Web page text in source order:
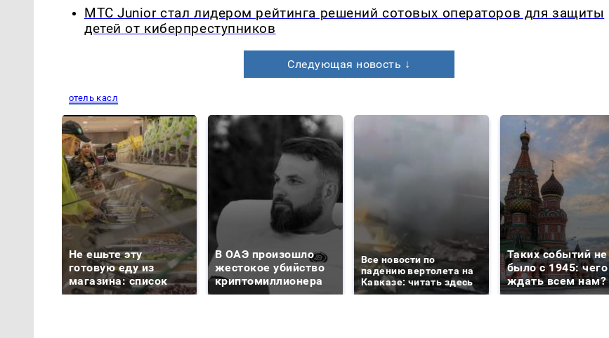
МТС Junior стал лидером рейтинга решений сотовых операторов для защиты
детей от киберпреступников
Следующая новость ↓
отель касл
Не ешьте эту
готовую еду из
магазина: список
В ОАЭ произошло
жестокое убийство
криптомиллионера
Все новости по
падению вертолета на
Кавказе: читать здесь
Таких событий не
было с 1945: чего
ждать всем нам?